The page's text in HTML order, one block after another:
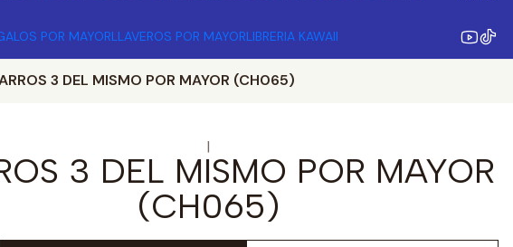
POR MAYORLLAVEROS POR MAYORLIBRERIA KAWAII
3 DEL MISMO POR MAYOR (CH065)
|
3 DEL MISMO POR MAYOR
(CH065)